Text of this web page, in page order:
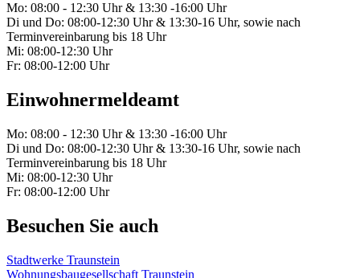
Mo: 08:00 - 12:30 Uhr & 13:30 -16:00 Uhr
Di und Do: 08:00-12:30 Uhr & 13:30-16 Uhr, sowie nach
Terminvereinbarung bis 18 Uhr
Mi: 08:00-12:30 Uhr
Fr: 08:00-12:00 Uhr
Einwohnermeldeamt
Mo: 08:00 - 12:30 Uhr & 13:30 -16:00 Uhr
Di und Do: 08:00-12:30 Uhr & 13:30-16 Uhr, sowie nach
Terminvereinbarung bis 18 Uhr
Mi: 08:00-12:30 Uhr
Fr: 08:00-12:00 Uhr
Besuchen Sie auch
Stadtwerke Traunstein
Wohnungsbaugesellschaft Traunstein